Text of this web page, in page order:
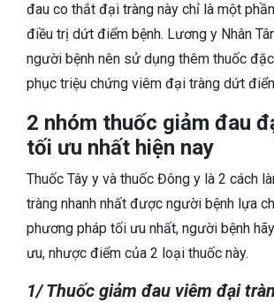
đau co thắt đại tràng này chỉ là một
điều trị dứt điểm bệnh. Lương y Nhân
người bệnh nên sử dụng thêm thuốc
phục triệu chứng viêm đại tràng dứt
2 nhóm thuốc giảm đau
tối ưu nhất hiện nay
Thuốc Tây y và thuốc Đông y là 2 cách
tràng nhanh nhất được người bệnh lựa
phương pháp tối ưu nhất, người bệnh
ưu, nhược điểm của 2 loại thuốc này.
1/ Thuốc giảm đau viêm đại